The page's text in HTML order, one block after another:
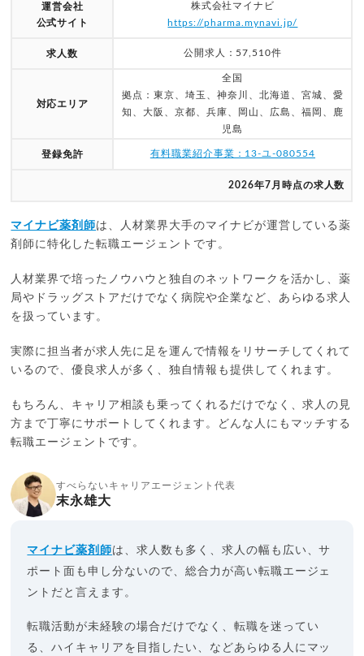
運営会社
公式サイト
株式会社マイナビ
https://pharma.mynavi.jp/
求人数 公開求人：57,510件
対応エリア
全国
拠点：東京、埼玉、神奈川、北海道、宮城、愛
知、大阪、京都、兵庫、岡山、広島、福岡、鹿
児島
登録免許 有料職業紹介事業：13-ユ-080554
2026年7月時点の求人数
マイナビ薬剤師は、人材業界大手のマイナビが運営している薬
剤師に特化した転職エージェントです。
人材業界で培ったノウハウと独自のネットワークを活かし、薬
局やドラッグストアだけでなく病院や企業など、あらゆる求人
を扱っています。
実際に担当者が求人先に足を運んで情報をリサーチしてくれて
いるので、優良求人が多く、独自情報も提供してくれます。
もちろん、キャリア相談も乗ってくれるだけでなく、求人の見
方まで丁寧にサポートしてくれます。どんな人にもマッチする
転職エージェントです。
すべらないキャリアエージェント代表
末永雄大
マイナビ薬剤師は、求人数も多く、求人の幅も広い、サ
ポート面も申し分ないので、総合力が高い転職エージェ
ントだと言えます。
転職活動が未経験の場合だけでなく、転職を迷ってい
る、ハイキャリアを目指したい、などあらゆる人にマッ